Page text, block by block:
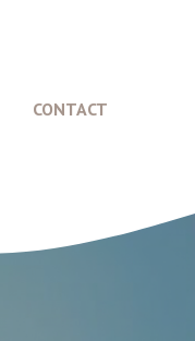
CONTACT